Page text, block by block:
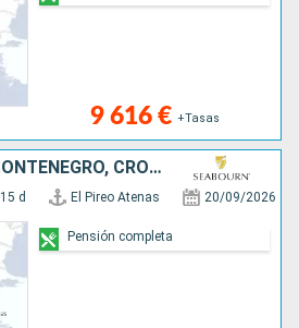
9 616 € +Tasas
GRECIA, ALBANIA, MONTENEGRO, CROACIA
15 d El Pireo Atenas 20/09/2026
Pensión completa